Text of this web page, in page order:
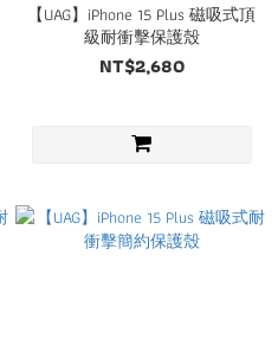
【UAG】iPhone 15 Plus 磁吸式頂
級耐衝擊保護殼
NT$2,680